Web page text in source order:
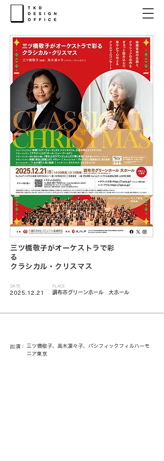
三ツ橋敬子がオーケストラで彩
る
クラシカル・クリスマス
DATE PLACE
2025.12.21 調布市グリーンホール 大ホール
三ツ橋敬子、高木凛々子、パシフィックフィルハーモ
ニア東京
出演：